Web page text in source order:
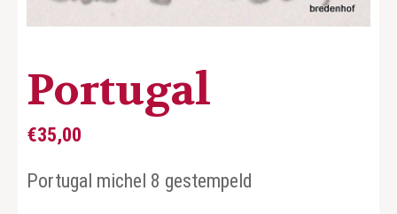
Portugal
€35,00
Portugal michel 8 gestempeld